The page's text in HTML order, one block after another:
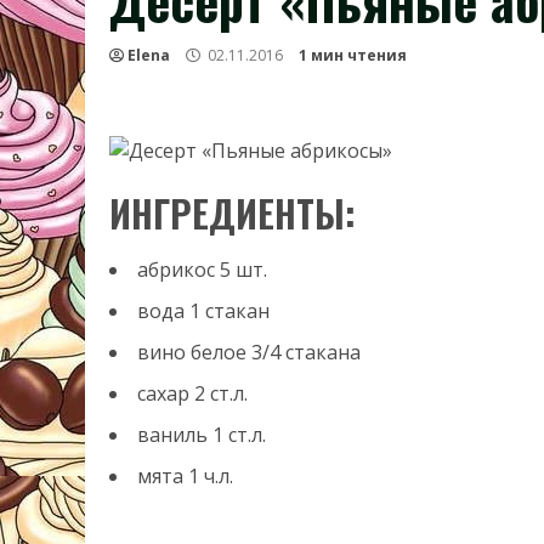
Elena 02.11.2016 1 мин чтения
ИНГРЕДИЕНТЫ:
абрикос5 шт.
вода 1 стакан
вино белое 3/4стакана
сахар 2 ст.л.
ваниль 1 ст.л.
мята 1 ч.л.